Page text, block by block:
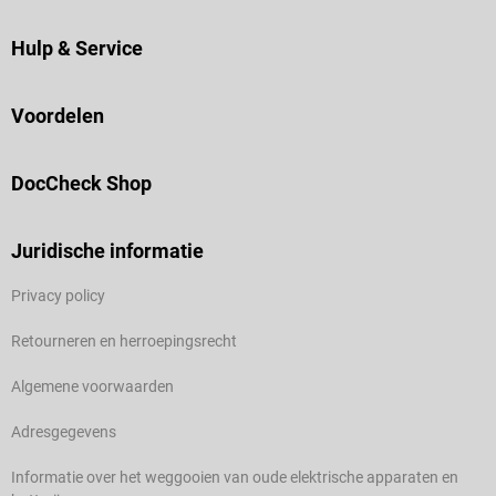
x 1", oranje) Ø 1,2 x 40 mm (G 18
Leveringsomvang 100 B. Braun
Hulp & Service
Voordelen
DocCheck Shop
Juridische informatie
Privacy policy
Retourneren en herroepingsrecht
Algemene voorwaarden
Adresgegevens
Informatie over het weggooien van oude elektrische apparaten en